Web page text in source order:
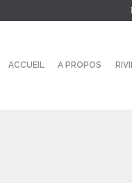
ACCUEIL A PROPOS